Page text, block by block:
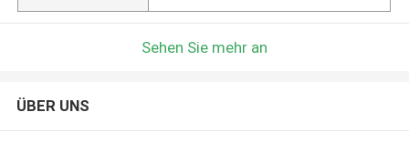
Sehen Sie mehr an
ÜBER UNS